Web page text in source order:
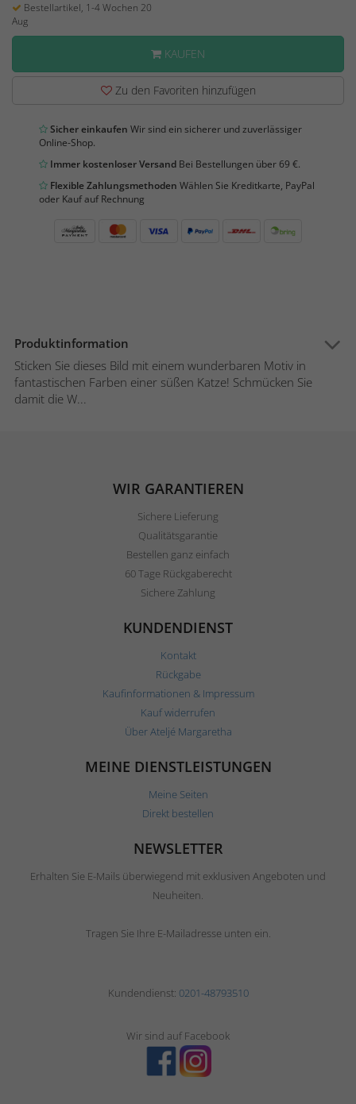
Bestellartikel, 1-4 Wochen 20
Aug
KAUFEN
Zu den Favoriten hinzufügen
Sicher einkaufen Wir sind ein sicherer und zuverlässiger
Online-Shop.
Immer kostenloser Versand Bei Bestellungen über 69 €.
Flexible Zahlungsmethoden Wählen Sie Kreditkarte, PayPal
oder Kauf auf Rechnung
Produktinformation
Sticken Sie dieses Bild mit einem wunderbaren Motiv in
fantastischen Farben einer süßen Katze! Schmücken Sie
damit die W...
WIR GARANTIEREN
Sichere Lieferung
Qualitätsgarantie
Bestellen ganz einfach
60 Tage Rückgaberecht
Sichere Zahlung
KUNDENDIENST
Kontakt
Rückgabe
Kaufinformationen & Impressum
Kauf widerrufen
Über Ateljé Margaretha
MEINE DIENSTLEISTUNGEN
Meine Seiten
Direkt bestellen
NEWSLETTER
Erhalten Sie E-Mails überwiegend mit exklusiven Angeboten und
Neuheiten.
Tragen Sie Ihre E-Mailadresse unten ein.
Kundendienst: 0201-48793510
Wir sind auf Facebook